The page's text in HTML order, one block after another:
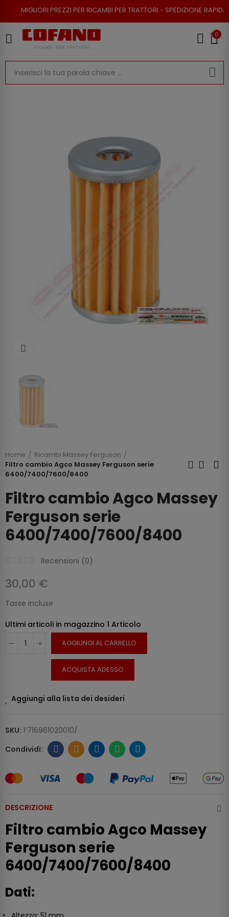
PREZZI PER RICAMBI PER TRATTORI - SPEDIZIONE RAPIDA - RESO
0
Home
Ricambi Massey Ferguson
Filtro cambio Agco Massey Ferguson serie
6400/7400/7600/8400
Filtro cambio Agco Massey
Ferguson serie
6400/7400/7600/8400
Recensioni (0)
30,00 €
Tasse incluse
Ultimi articoli in magazzino 1 Articolo
AGGIUNGI AL CARRELLO
ACQUISTA ADESSO
Aggiungi alla lista dei desideri
SKU: F716961020010/
DESCRIZIONE
Filtro cambio Agco Massey
Ferguson serie
6400/7400/7600/8400
Dati: